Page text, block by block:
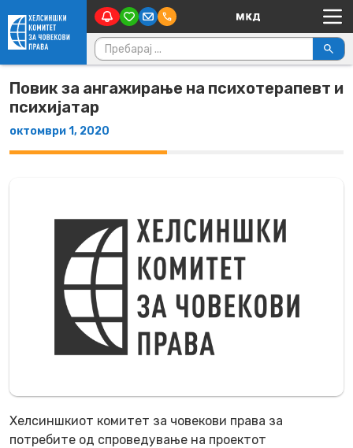
Skip to content Main Navigation
Пребарувај за:
Повик за ангажирање на психотерапевт и
психијатар
октомври 1, 2020
Хелсиншкиот комитет за човекови права за
потребите од спроведување на проектот